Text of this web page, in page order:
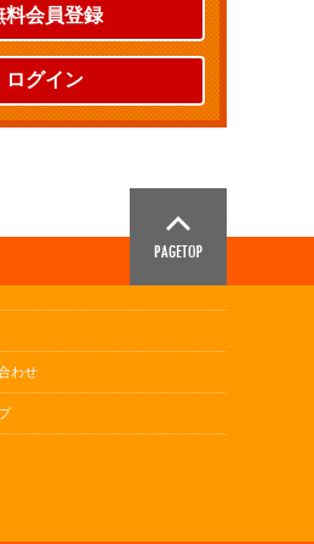
料会員登録
ログイン
わせ